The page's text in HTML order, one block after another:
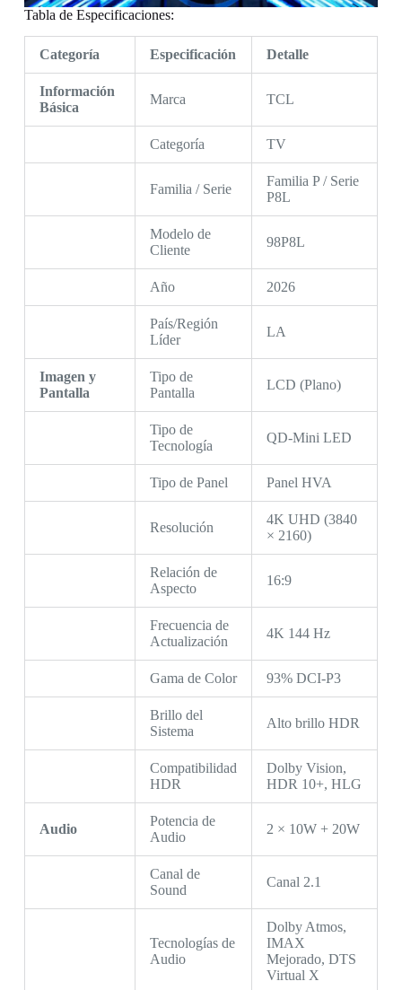
Tabla de Especificaciones:
Categoría Especificación Detalle
Información
Básica
Marca TCL
Categoría TV
Familia / Serie
Familia P / Serie
P8L
Modelo de
Cliente
98P8L
Año 2026
País/Región
Líder
LA
Imagen y
Pantalla
Tipo de
Pantalla
LCD (Plano)
Tipo de
Tecnología
QD-Mini LED
Tipo de Panel Panel HVA
Resolución
4K UHD (3840
× 2160)
Relación de
Aspecto
16:9
Frecuencia de
Actualización
4K 144 Hz
Gama de Color 93% DCI-P3
Brillo del
Sistema
Alto brillo HDR
Compatibilidad
HDR
Dolby Vision,
HDR 10+, HLG
Audio
Potencia de
Audio
2 × 10W + 20W
Canal de
Sound
Canal 2.1
Tecnologías de
Audio
Dolby Atmos,
IMAX
Mejorado, DTS
Virtual X